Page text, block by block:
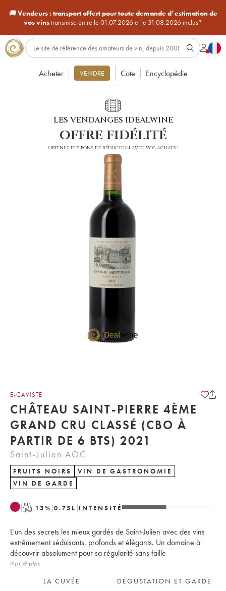
🚚Vendeurs : transport offert pour toute demande d’estimation de
vos vinstransmise entre le 01.07.2026 et le 31.08.2026 inclus*
Acheter VENDRE Cote Encyclopédie
LES VENDANGES IDEALWINE
offre fidélité
Obtenez des bons de réduction avec vos achats !
E-CAVISTE
CHÂTEAU SAINT-PIERRE 4ÈME
GRAND CRU CLASSÉ (CBO À
PARTIR DE 6 BTS) 2021
Saint-Julien AOC
FRUITS NOIRS
VIN DE GASTRONOMIE
VIN DE GARDE
T 13% 0.75 L INTENSITÉ
L'un des secrets les mieux gardés de Saint-Julien avec des vins
extrêmement séduisants, profonds et élégants. Un domaine à
découvrir absolument pour sa régularité sans faille
Plus d'infos
LA CUVÉE
DÉGUSTATION ET GARDE